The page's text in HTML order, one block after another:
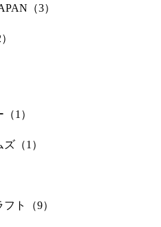
（3）
1）
（1）
ト（9）